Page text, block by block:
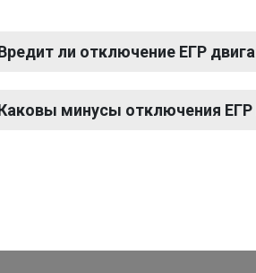
ли отключение ЕГР
минусы отключения ЕГР